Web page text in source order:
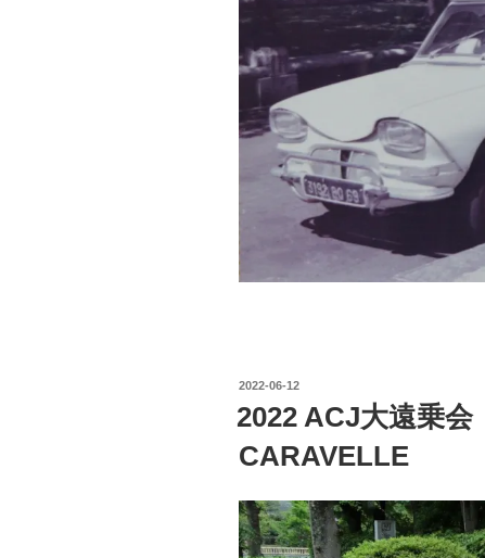
投
日:
2022-06-12
2022 ACJ大遠乗
CARAVELLE